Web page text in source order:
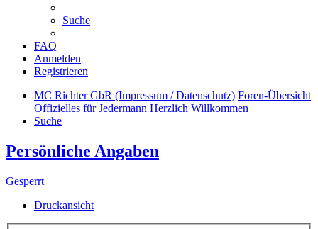
Suche
FAQ
Anmelden
Registrieren
MC Richter GbR (Impressum / Datenschutz) Foren-Übersicht
Offizielles für Jedermann Herzlich Willkommen
Suche
Persönliche Angaben
Gesperrt
Druckansicht